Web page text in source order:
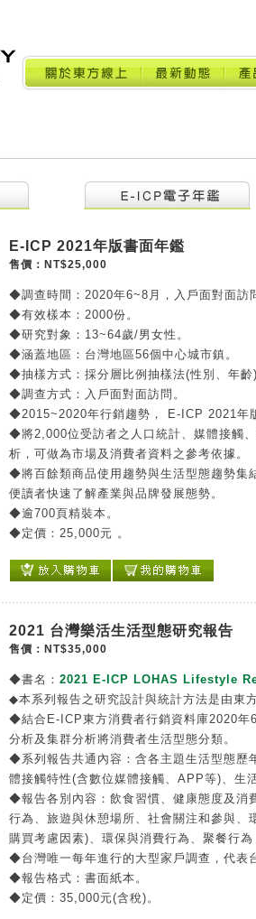
E-ICP 2021年版書面年鑑
售價：NT$25,000
◆調查時間：2020年6~8月，入戶面對面訪
◆有效樣本：2000份。
◆研究對象：13~64歲/男女性。
◆涵蓋地區：台灣地區56個中心城市鎮。
◆抽樣方式：採分層比例抽樣法(性別、年齡)
◆調查方式：入戶面對面訪問。
◆2015~2020年行銷趨勢， E-ICP 2021年
◆將2,000位受訪者之人口統計、媒體接觸
析，可做為市場及消費者資料之參考依據。
◆將百餘類商品使用趨勢與生活型態趨勢集
便讀者快速了解產業與品牌發展態勢。
◆逾700頁精裝本。
◆定價：25,000元 。
2021 台灣樂活生活型態研究報告
售價：NT$35,000
◆書名： 2021 E-ICP LOHAS Lifestyle
◆本系列報告之研究設計與統計方法是由東
◆結合E-ICP東方消費者行銷資料庫2020年
分析及集群分析將消費者生活型態分類。
◆系列報告共通內容：含各主題生活型態歷
體接觸特性(含數位媒體接觸、APP等)、生
◆報告各別內容：飲食習慣、健康態度及消
行為、旅遊與休憩場所、社會關注和參與
購買考慮因素)、環保與消費行為、聚餐行為
◆台灣唯一每年進行的大型家戶調查，代表
◆報告格式：書面紙本。
◆定價：35,000元(含稅)。